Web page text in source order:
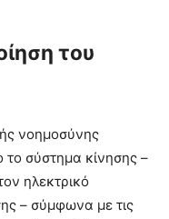
του
νοημοσύνης
το σύστημα κίνησης –
ηλεκτρικό
– σύμφωνα με τις